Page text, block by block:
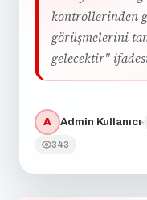
kontrollerinden
görüşmelerini
gelecektir"
A Admin Kullanıcı
343